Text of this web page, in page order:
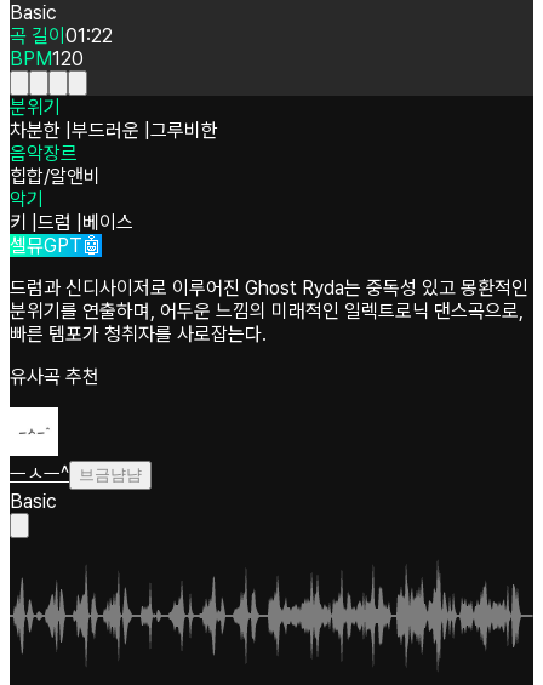
Basic
곡 길이 01:22
BPM120
분위기
차분한 부드러운 그루비한
음악장르
힙합/알앤비
악기
키 드럼
베이스
셀뮤GPT🤖
드럼과 신디사이저로 이루어진 Ghost Ryda는 중독성 있고 몽환적인
분위기를 연출하며, 어두운 느낌의 미래적인 일렉트로닉 댄스곡으로,
빠른 템포가 청취자를 사로잡는다.
유사곡 추천
ㅡㅅㅡ^ 브금냠냠
Basic